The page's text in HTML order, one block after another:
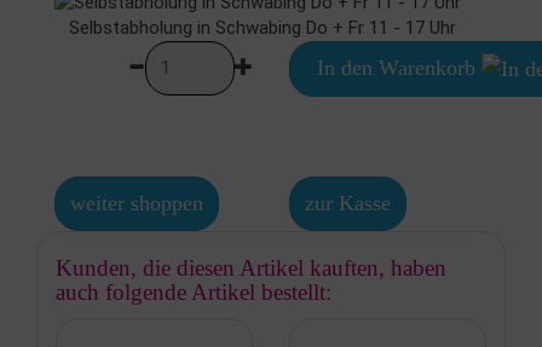
Selbstabholung in Schwabing Do + Fr 11 - 17 Uhr
In den Warenkorb
weiter shoppen zur Kasse
Kunden, die diesen Artikel kauften, haben
auch folgende Artikel bestellt: